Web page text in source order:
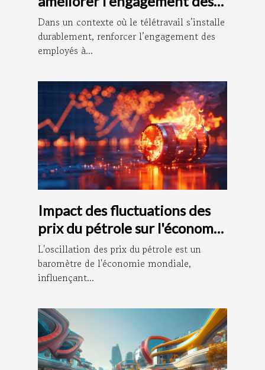
employés à distance
Dans un contexte où le télétravail s’installe
durablement, renforcer l’engagement des
employés à...
Impact des fluctuations des
prix du pétrole sur l'économie
mondiale
L'oscillation des prix du pétrole est un
baromètre de l'économie mondiale,
influençant...